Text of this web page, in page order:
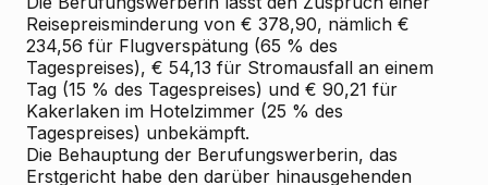
Reisepreisminderung von € 378,90, nämlich €
234,56 für Flugverspätung (65 % des
Tagespreises), € 54,13 für Stromausfall an einem
Tag (15 % des Tagespreises) und € 90,21 für
Kakerlaken im Hotelzimmer (25 % des
Tagespreises) unbekämpft.
Die Behauptung der Berufungswerberin, das
Erstgericht habe den darüber hinausgehenden